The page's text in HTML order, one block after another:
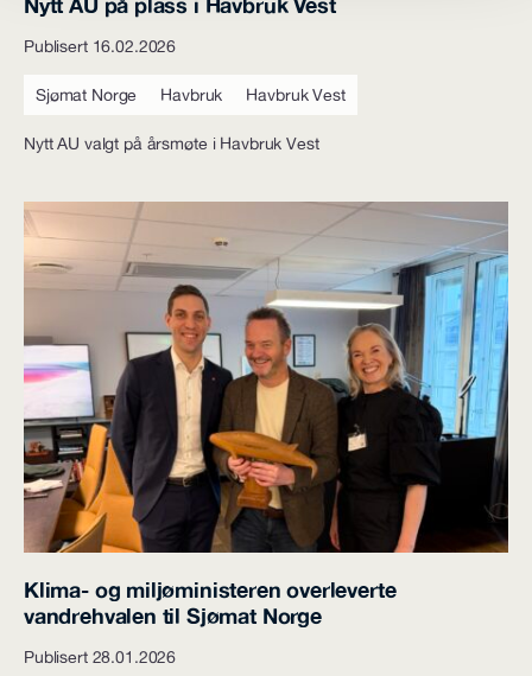
Publisert 16.02.2026
Sjømat Norge Havbruk Havbruk Vest
Nytt AU valgt på årsmøte i Havbruk Vest
Klima- og miljøministeren overleverte
vandrehvalen til Sjømat Norge
Publisert 28.01.2026